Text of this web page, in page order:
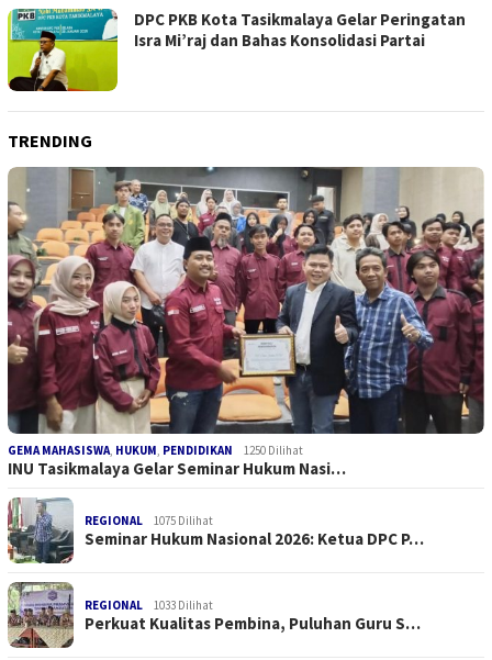
DPC PKB Kota Tasikmalaya Gelar Peringatan
Isra Mi’raj dan Bahas Konsolidasi Partai
TRENDING
GEMA MAHASISWA, HUKUM, PENDIDIKAN 1250 Dilihat
INU Tasikmalaya Gelar Seminar Hukum Nasi…
REGIONAL 1075 Dilihat
Seminar Hukum Nasional 2026: Ketua DPC P…
REGIONAL 1033 Dilihat
Perkuat Kualitas Pembina, Puluhan Guru S…